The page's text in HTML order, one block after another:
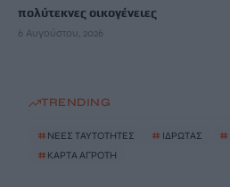
πολύτεκνες οικογένειες
6 Αυγούστου, 2026
TRENDING
# ΝΕΕΣ ΤΑΥΤΟΤΗΤΕΣ # ΙΔΡΩΤΑΣ #
# ΚΑΡΤΑ ΑΓΡΟΤΗ